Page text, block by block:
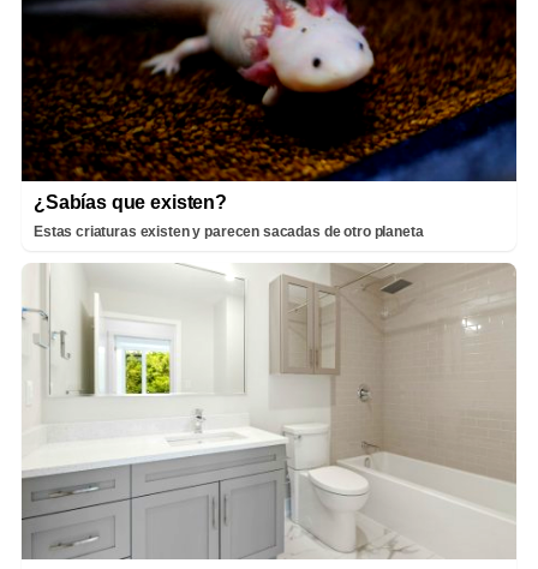
¿Sabías que existen?
Estas criaturas existen y parecen sacadas de otro planeta